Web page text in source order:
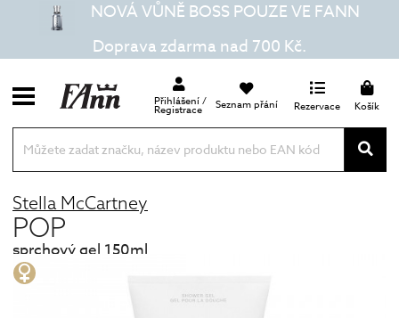
NOVÁ VŮNĚ BOSS POUZE VE FANN
Doprava zdarma nad 700 Kč.
Přihlášení /
Registrace Seznam přání Rezervace Košík
Stella McCartney
POP
sprchový gel 150ml